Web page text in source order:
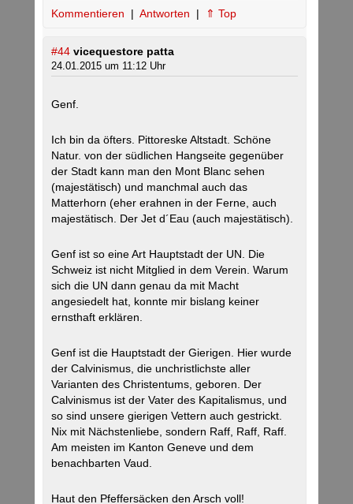
Kommentieren | Antworten | ⇑ Top
#44 vicequestore patta
24.01.2015 um 11:12 Uhr
Genf.
Ich bin da öfters. Pittoreske Altstadt. Schöne
Natur. von der südlichen Hangseite gegenüber
der Stadt kann man den Mont Blanc sehen
(majestätisch) und manchmal auch das
Matterhorn (eher erahnen in der Ferne, auch
majestätisch. Der Jet d´Eau (auch majestätisch).
Genf ist so eine Art Hauptstadt der UN. Die
Schweiz ist nicht Mitglied in dem Verein. Warum
sich die UN dann genau da mit Macht
angesiedelt hat, konnte mir bislang keiner
ernsthaft erklären.
Genf ist die Hauptstadt der Gierigen. Hier wurde
der Calvinismus, die unchristlichste aller
Varianten des Christentums, geboren. Der
Calvinismus ist der Vater des Kapitalismus, und
so sind unsere gierigen Vettern auch gestrickt.
Nix mit Nächstenliebe, sondern Raff, Raff, Raff.
Am meisten im Kanton Geneve und dem
benachbarten Vaud.
Haut den Pfeffersäcken den Arsch voll!